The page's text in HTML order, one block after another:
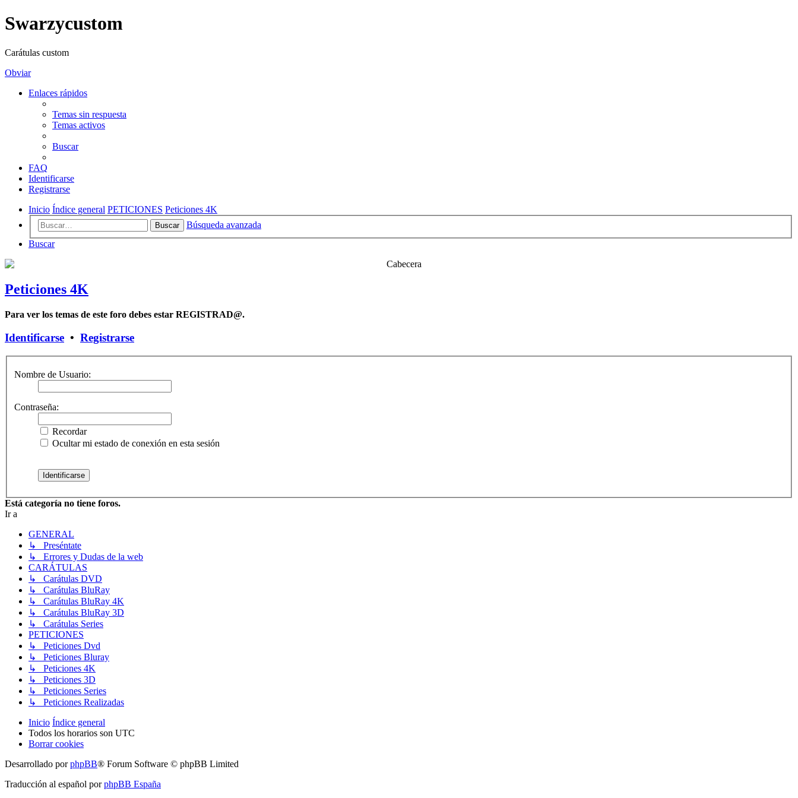
Swarzycustom
Carátulas custom
Obviar
Enlaces rápidos
Temas sin respuesta
Temas activos
Buscar
FAQ
Identificarse
Registrarse
Inicio Índice general PETICIONES Peticiones 4K
Buscar
Búsqueda avanzada
Buscar
Peticiones 4K
Para ver los temas de este foro debes estar REGISTRAD@.
Identificarse • Registrarse
Nombre de Usuario:
Contraseña:
Recordar
Ocultar mi estado de conexión en esta sesión
Está categoría no tiene foros.
Ir a
GENERAL
↳ Preséntate
↳ Errores y Dudas de la web
CARÁTULAS
↳ Carátulas DVD
↳ Carátulas BluRay
↳ Carátulas BluRay 4K
↳ Carátulas BluRay 3D
↳ Carátulas Series
PETICIONES
↳ Peticiones Dvd
↳ Peticiones Bluray
↳ Peticiones 4K
↳ Peticiones 3D
↳ Peticiones Series
↳ Peticiones Realizadas
Inicio Índice general
Todos los horarios son UTC
Borrar cookies
Desarrollado porphpBB® Forum Software © phpBB Limited
Traducción al español porphpBB España